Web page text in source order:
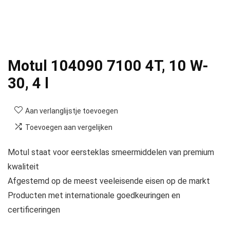
Motul 104090 7100 4T, 10 W-
30, 4 l
Aan verlanglijstje toevoegen
Toevoegen aan vergelijken
Motul staat voor eersteklas smeermiddelen van premium
kwaliteit
Afgestemd op de meest veeleisende eisen op de markt
Producten met internationale goedkeuringen en
certificeringen